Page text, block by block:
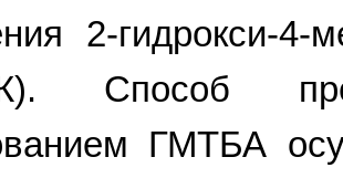
2-гидрокси-4-
Способ
ГМТБА